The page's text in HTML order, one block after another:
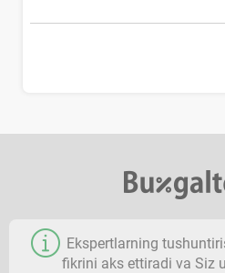
Ekspertlarning
fikrini aks ettiradi va Siz